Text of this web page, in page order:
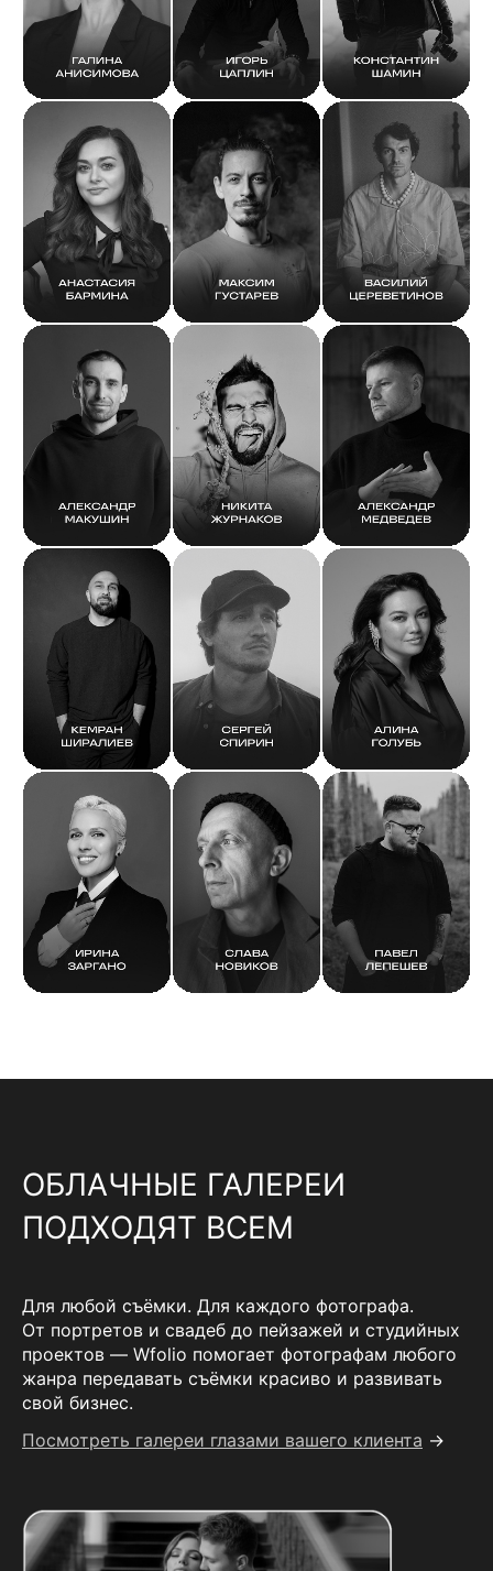
ОБЛАЧНЫЕ ГАЛЕРЕИ
ПОДХОДЯТ ВСЕМ
Для любой съёмки. Для каждого фотографа.
От портретов и свадеб до пейзажей и студийных
проектов — Wfolio помогает фотографам любого
жанра передавать съёмки красиво и развивать
свой бизнес.
Посмотреть галереи глазами вашего клиента →